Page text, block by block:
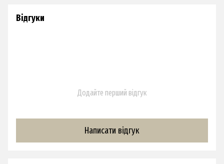
Відгуки
Додайте перший відгук
Написати відгук